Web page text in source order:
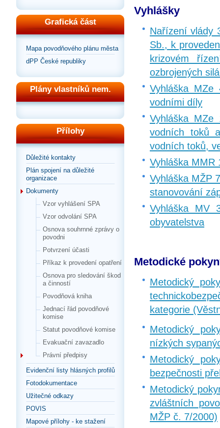
Grafická část
Mapa povodňového plánu města
dPP České republiky
Plány vlastníků nem.
Přílohy
Důležité kontakty
Plán spojení na důležité
organizace
Dokumenty
Vzor vyhlášení SPA
Vzor odvolání SPA
Osnova souhrnné zprávy o
povodni
Potvrzení účasti
Příkaz k provedení opatření
Osnova pro sledování škod
a činností
Povodňová kniha
Jednací řád povodňové
komise
Statut povodňové komise
Evakuační zavazadlo
Právní předpisy
Evidenční listy hlásných profilů
Fotodokumentace
Užitečné odkazy
POVIS
Mapové přílohy - ke stažení
Vyhlášky
Nařízení vlády
Sb., k
krizovém
ozbrojených
Vyhláška MZe
vodními díly
Vyhláška MZe
vodních toků
vodních toků,
Vyhláška MMR
Vyhláška MŽP
stanovování
Vyhláška MV
obyvatelstva
Metodické
Metodický
kategorie
Metodický
nízkých
Metodický
bezpečnosti
Metodický
zvláštních
MŽP č. 7/2000)